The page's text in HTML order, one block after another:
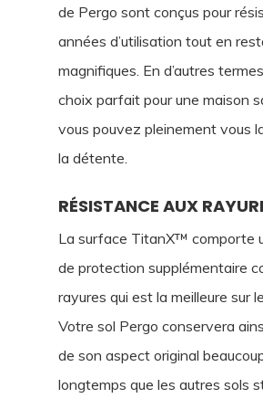
de Pergo sont conçus pour
années d’utilisation tout en
magnifiques. En d’autres
choix parfait pour une maison
vous pouvez pleinement vous
la détente.
RÉSISTANCE AUX
La surface TitanX™ comporte
de protection supplémentaire
rayures qui est la meilleure sur
Votre sol Pergo conservera
de son aspect original
longtemps que les autres sols